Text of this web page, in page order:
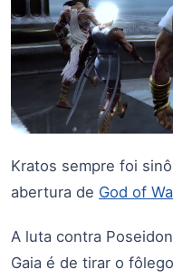
Kratos sempre foi
abertura de God of
A luta contra
Gaia é de tirar o